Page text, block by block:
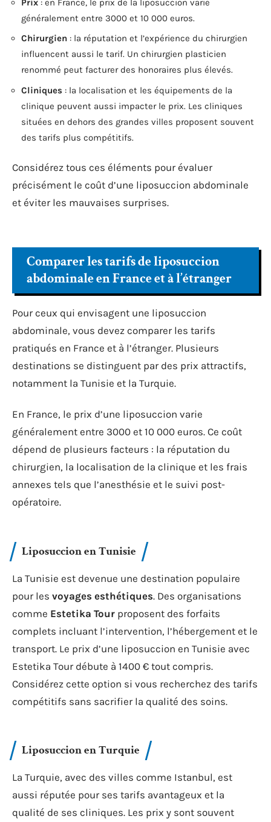
généralement entre 3000 et 10 000 euros.
Chirurgien : la réputation et l’expérience du chirurgien
influencent aussi le tarif. Un chirurgien plasticien
renommé peut facturer des honoraires plus élevés.
Cliniques : la localisation et les équipements de la
clinique peuvent aussi impacter le prix. Les cliniques
situées en dehors des grandes villes proposent souvent
des tarifs plus compétitifs.
Considérez tous ces éléments pour évaluer
précisément le coût d’une liposuccion abdominale
et éviter les mauvaises surprises.
Comparer les tarifs de liposuccion
abdominale en France et à l’étranger
Pour ceux qui envisagent une liposuccion
abdominale, vous devez comparer les tarifs
pratiqués en France et à l’étranger. Plusieurs
destinations se distinguent par des prix attractifs,
notamment la Tunisie et la Turquie.
En France, le prix d’une liposuccion varie
généralement entre 3000 et 10 000 euros. Ce coût
dépend de plusieurs facteurs : la réputation du
chirurgien, la localisation de la clinique et les frais
annexes tels que l’anesthésie et le suivi post-
opératoire.
Liposuccion en Tunisie
La Tunisie est devenue une destination populaire
pour les voyages esthétiques. Des organisations
comme Estetika Tour proposent des forfaits
complets incluant l’intervention, l’hébergement et le
transport. Le prix d’une liposuccion en Tunisie avec
Estetika Tour débute à 1400 € tout compris.
Considérez cette option si vous recherchez des tarifs
compétitifs sans sacrifier la qualité des soins.
Liposuccion en Turquie
La Turquie, avec des villes comme Istanbul, est
aussi réputée pour ses tarifs avantageux et la
qualité de ses cliniques. Les prix y sont souvent